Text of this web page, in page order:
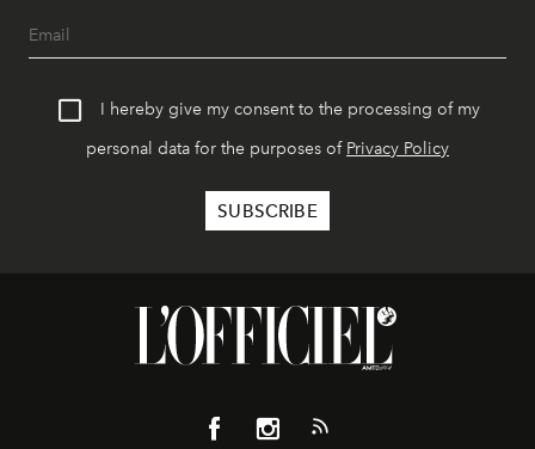
I hereby give my consent to the processing of my
personal data for the purposes of Privacy Policy